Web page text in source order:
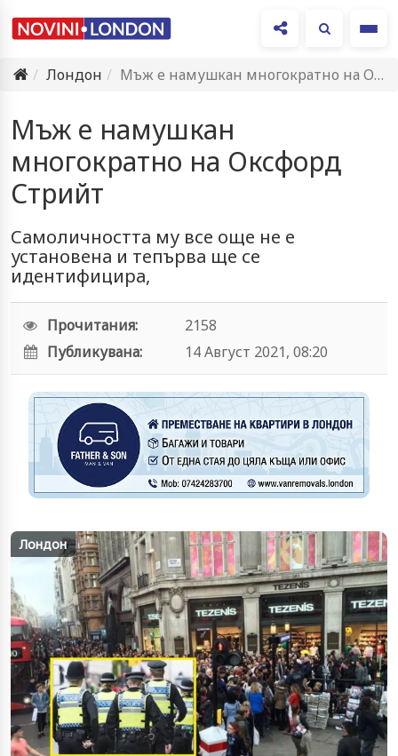
Лондон
Мъж е намушкан многократно на Оксфорд Стрийт
Мъж е намушкан
многократно на Оксфорд
Стрийт
Самоличността му все още не е
установена и тепърва ще се
идентифицира,
Прочитания:
2158
Публикувана:
14 Август 2021, 08:20
Лондон